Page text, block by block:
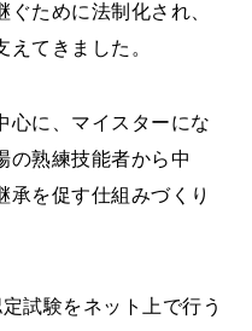
ために法制化され、
えてきました。
心に、マイスターにな
の熟練技能者から中
承を促す仕組みづくり
試験をネット上で行う